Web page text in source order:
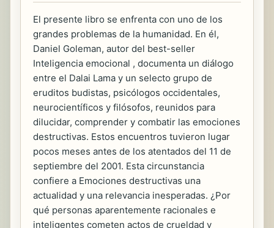
El presente libro se enfrenta con uno de los
grandes problemas de la humanidad. En él,
Daniel Goleman, autor del best-seller
Inteligencia emocional , documenta un diálogo
entre el Dalai Lama y un selecto grupo de
eruditos budistas, psicólogos occidentales,
neurocientíficos y filósofos, reunidos para
dilucidar, comprender y combatir las emociones
destructivas. Estos encuentros tuvieron lugar
pocos meses antes de los atentados del 11 de
septiembre del 2001. Esta circunstancia
confiere a Emociones destructivas una
actualidad y una relevancia inesperadas. ¿Por
qué personas aparentemente racionales e
inteligentes cometen actos de crueldad y